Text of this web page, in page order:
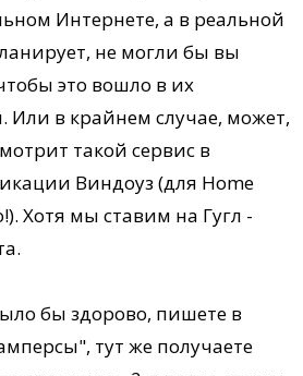
Интернете, а в реальной
не могли бы вы
это вошло в их
в крайнем случае, может,
такой сервис в
Виндоуз (для Нome
Хотя мы ставим на Гугл -
бы здорово, пишете в
тут же получаете